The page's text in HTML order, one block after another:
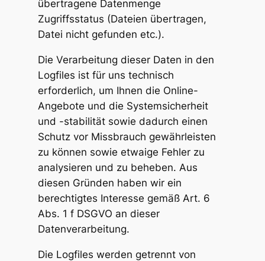
übertragene Datenmenge
Zugriffsstatus (Dateien übertragen,
Datei nicht gefunden etc.).
Die Verarbeitung dieser Daten in den
Logfiles ist für uns technisch
erforderlich, um Ihnen die Online-
Angebote und die Systemsicherheit
und -stabilität sowie dadurch einen
Schutz vor Missbrauch gewährleisten
zu können sowie etwaige Fehler zu
analysieren und zu beheben. Aus
diesen Gründen haben wir ein
berechtigtes Interesse gemäß Art. 6
Abs. 1 f DSGVO an dieser
Datenverarbeitung.
Die Logfiles werden getrennt von